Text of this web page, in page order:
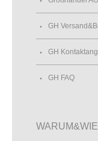
GH
GH
GH FAQ
WARUM&WIE